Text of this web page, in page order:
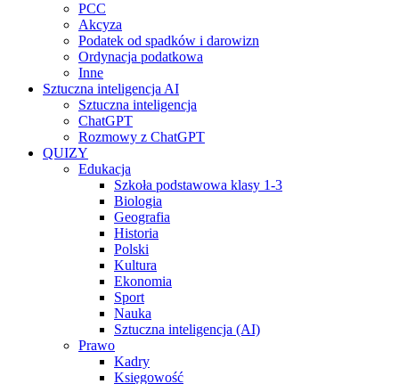
PCC
Akcyza
Podatek od spadków i darowizn
Ordynacja podatkowa
Inne
Sztuczna inteligencja AI
Sztuczna inteligencja
ChatGPT
Rozmowy z ChatGPT
QUIZY
Edukacja
Szkoła podstawowa klasy 1-3
Biologia
Geografia
Historia
Polski
Kultura
Ekonomia
Sport
Nauka
Sztuczna inteligencja (AI)
Prawo
Kadry
Księgowość